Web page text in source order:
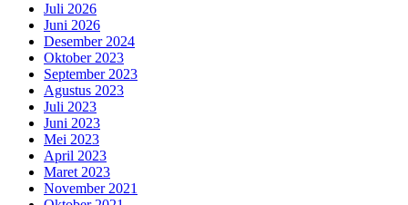
Juli 2026
Juni 2026
Desember 2024
Oktober 2023
September 2023
Agustus 2023
Juli 2023
Juni 2023
Mei 2023
April 2023
Maret 2023
November 2021